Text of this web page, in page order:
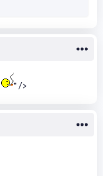
" />